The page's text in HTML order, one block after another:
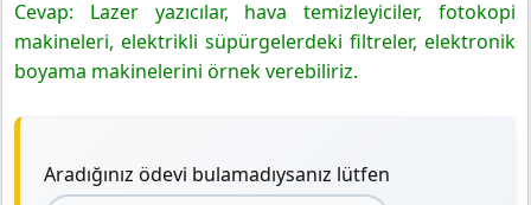
Cevap: Lazer yazıcılar, hava temizleyiciler, fotokopi
makineleri, elektrikli süpürgelerdeki filtreler, elektronik
boyama makinelerini örnek verebiliriz.
Aradığınız ödevi bulamadıysanız lütfen